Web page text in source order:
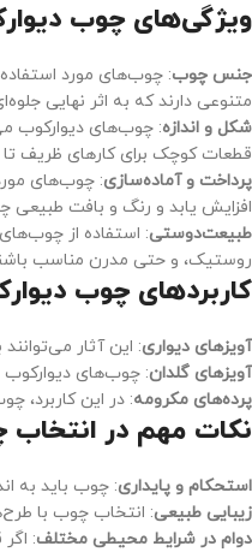
ویژگی‌های چوب
جنس چوب: چوب‌های مورد
متنوعی دارند که به اثر نهایی
شکل و اندازه: چوب‌های دیوارکوب
قطعات کوچک برای کارهای ظریف تا
پرداخت و آماده‌سازی: چوب‌های
افزایش یابد و رنگ و بافت
طبیعت‌دوستی: استفاده از
روستیک، و حتی مدرن مناسب
کاربردهای چوب
آویزهای دیواری: این آثار
آویزهای گلدان: چوب‌های دیوارکوب
پرده‌های مکرومه: در این کاربرد،
نکات مهم در انتخاب
استحکام و پایداری: چوب باید به
زیبایی طبیعی: انتخاب چوب با
دوام در شرایط محیطی مختلف: